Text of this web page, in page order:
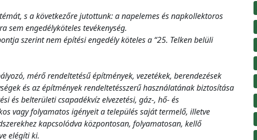
s a következőre jutottunk: a napelemes és napkollektoros
sem engedélyköteles tevékenység.
szerint nem építési engedély köteles a “25. Telken belüli
mérő rendeltetésű építmények, vezetékek, berendezések
és az építmények rendeltetésszerű használatának biztosítása
és belterületi csapadékvíz elvezetési, gáz-, hő- és
vagy folyamatos igényeit a település saját termelő, illetve
kapcsolódva központosan, folyamatosan, kellő
elégíti ki.